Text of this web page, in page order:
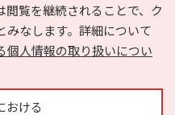
覧を継続されることで、ク
みなします。詳細について
個人情報の取り扱いについ
おける
お気に入り
ヘルプ
について
運営会社
関するお問い合わせ